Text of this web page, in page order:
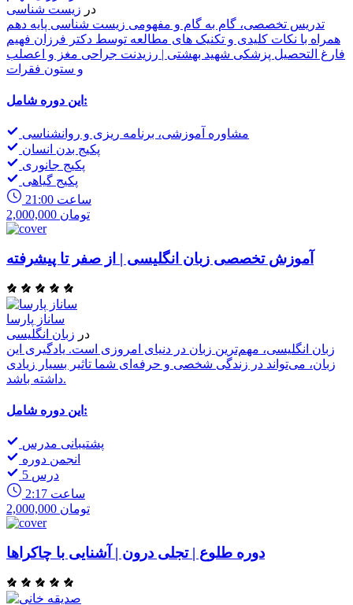
در زیست شناسی
تدریس تخصصی، گام به گام و مفهومی زیست شناسی پایه دهم
همراه با نکات کلیدی و تکنیک های مطالعه توسط دکتر فرزان فهیم
فارغ التحصیل پزشکی شهید بهشتی | رزیدنت جراحی مغز و اعصلب
و ستون فقرات
این دوره شامل:
مشاوره آموزشی، برنامه ریزی و روانشناسی
پکیج بدن انسان
پکیج جانوری
پکیج گیاهی
21:00 ساعت
2,000,000 تومان
آموزش تخصصی زبان انگلیسی | از صفر تا پیشرفته
ساناز پارسا
در زبان انگلیسی
زبان انگلیسی، مهم‌ترین زبان در دنیای امروزی است. یادگیری این
زبان، می‌تواند در زندگی شخصی و حرفه‌ای شما تاثیر بسیار زیادی
داشته باشد.
این دوره شامل:
پشتیبانی مدرس
انجمن دوره
5 درس
2:17 ساعت
2,000,000 تومان
دوره طلوع | تجلی درون | آشنایی با چاکراها